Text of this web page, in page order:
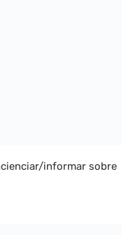
informar sobre